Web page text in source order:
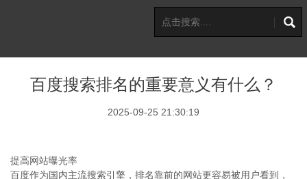
百度搜索排名的重要意义有什么？
2025-09-25 21:30:19
提高网站曝光率
百度作为国内主流搜索引擎，排名靠前的网站更容易被用户看到，